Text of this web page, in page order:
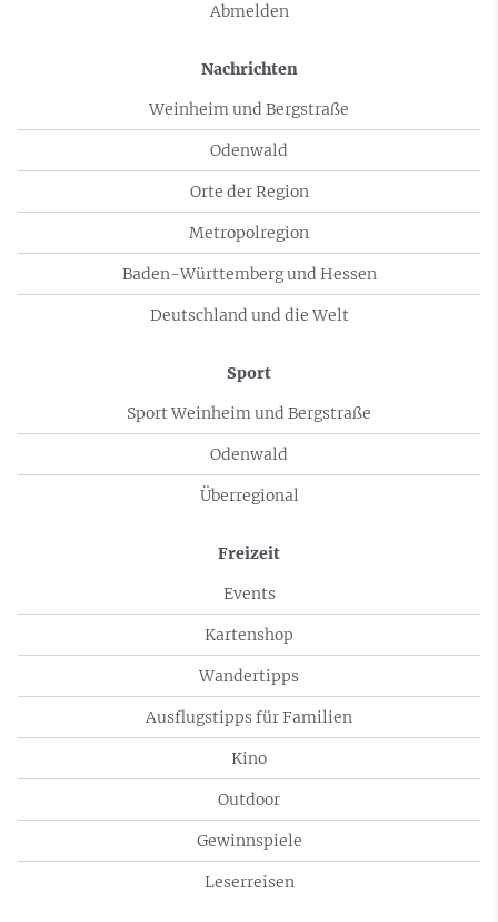
Abmelden
Nachrichten
Weinheim und Bergstraße
Odenwald
Orte der Region
Metropolregion
Baden-Württemberg und Hessen
Deutschland und die Welt
Sport
Sport Weinheim und Bergstraße
Odenwald
Überregional
Freizeit
Events
Kartenshop
Wandertipps
Ausflugstipps für Familien
Kino
Outdoor
Gewinnspiele
Leserreisen